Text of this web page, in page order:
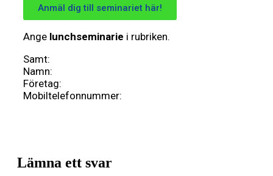
Anmäl dig till seminariet här!
Ange lunchseminarie i rubriken.
Samt:
Namn:
Företag:
Mobiltelefonnummer:
Lämna ett svar